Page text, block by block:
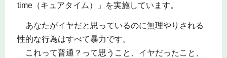
time（キュアタイム）」を実施しています。
あなたがイヤだと思っているのに無理やりされる
性的な行為はすべて暴力です。
これって普通？って思うこと、イヤだったこと、